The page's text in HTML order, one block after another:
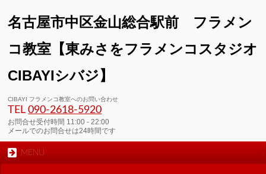
名古屋市中区金山総合駅前 フラメン
コ教室【東みさをフラメンコスタジオ
CIBAYIシバジ】
CIBAYI フラメンコ教室へのお問い合わせ
TEL090-2618‐5920
お問合せ受付時間 11:00 - 22:00
メールでのお問合せは24時間です
MENU
01:00
02:00